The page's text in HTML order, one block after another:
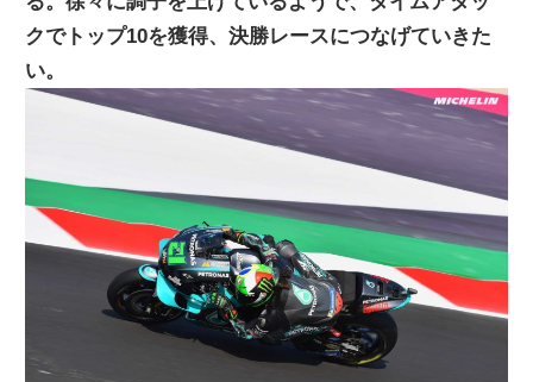
ニ
ュ
ー
ス
クでトップ10を獲得、決勝レースにつなげていきた
い。